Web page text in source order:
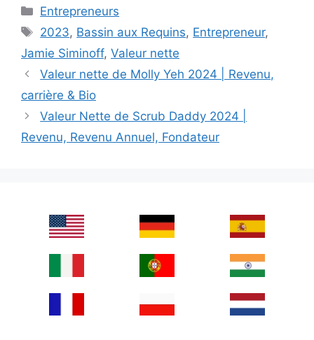
Categories
Entrepreneurs
Tags
2023, Bassin aux Requins, Entrepreneur,
Jamie Siminoff, Valeur nette
Valeur nette de Molly Yeh 2024 | Revenu,
carrière & Bio
Valeur Nette de Scrub Daddy 2024 |
Revenu, Revenu Annuel, Fondateur